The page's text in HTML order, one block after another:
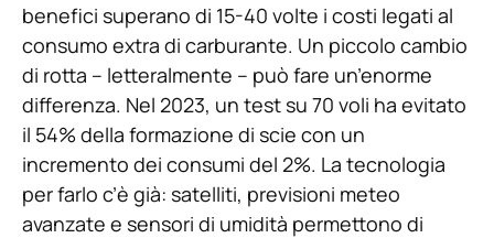
benefici superano di 15-40 volte i costi legati al
consumo extra di carburante. Un piccolo cambio
di rotta – letteralmente – può fare un’enorme
differenza. Nel 2023, un test su 70 voli ha evitato
il 54% della formazione di scie con un
incremento dei consumi del 2%. La tecnologia
per farlo c’è già: satelliti, previsioni meteo
avanzate e sensori di umidità permettono di